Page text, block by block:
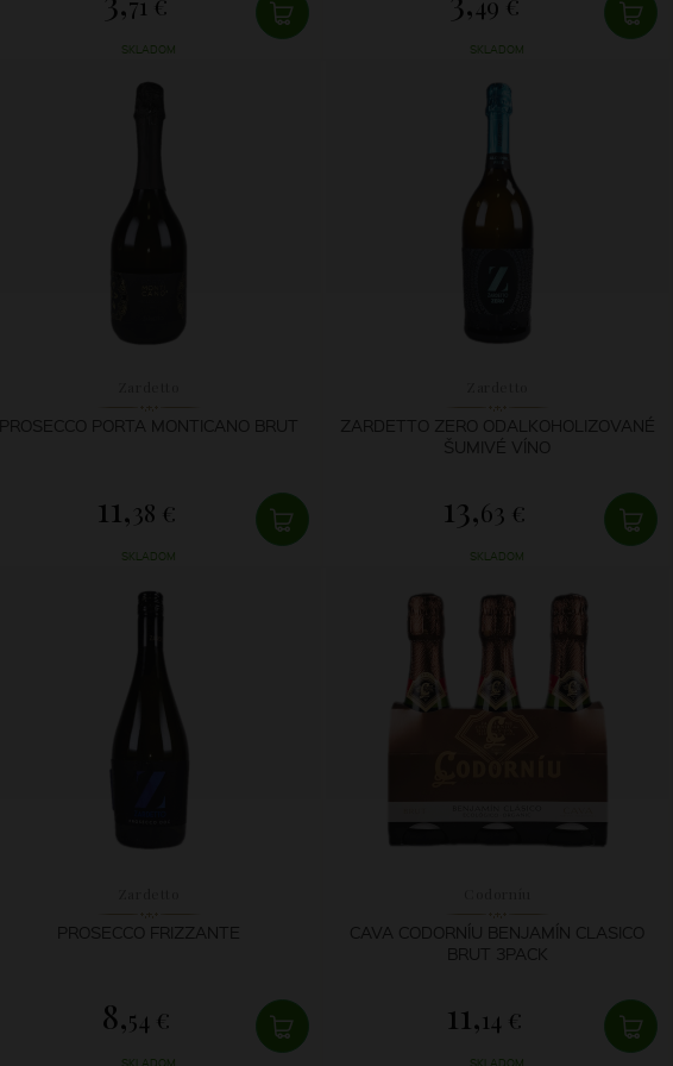
SKLADOM SKLADOM
PROSECCO PORTA MONTICANO BRUT
11, 38 €
SKLADOM
ZARDETTO ZERO ODALKOHOLIZOVANÉ
ŠUMIVÉ VÍNO
13,63 €
SKLADOM
PROSECCO FRIZZANTE
8,54 €
SKLADOM
CAVA CODORNÍU BENJAMÍN CLASICO
BRUT 3PACK
11,14 €
SKLADOM